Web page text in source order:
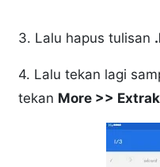
3. Lalu hapus tulisan
4. Lalu tekan lagi
tekan More >>